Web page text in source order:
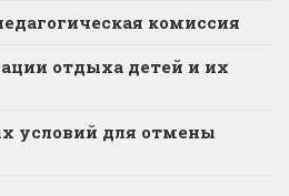
комиссия
отдыха детей и их
условий для отмены